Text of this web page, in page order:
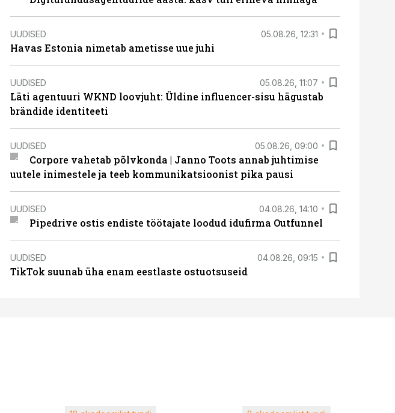
UUDISED 05.08.26, 12:31
Havas Estonia nimetab ametisse uue juhi
UUDISED 05.08.26, 11:07
Läti agentuuri WKND loovjuht: Üldine influencer-sisu hägustab
brändide identiteeti
UUDISED 05.08.26, 09:00
Corpore vahetab põlvkonda | Janno Toots annab juhtimise
uutele inimestele ja teeb kommunikatsioonist pika pausi
UUDISED 04.08.26, 14:10
Pipedrive ostis endiste töötajate loodud idufirma Outfunnel
UUDISED 04.08.26, 09:15
TikTok suunab üha enam eestlaste ostuotsuseid